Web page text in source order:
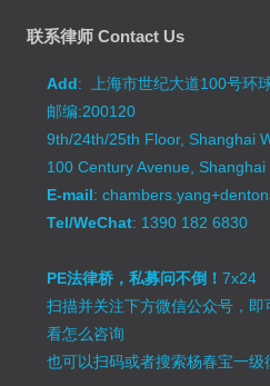
联系律师 Contact Us
Add: 上海市世纪大道100号环
邮编:200120
9th/24th/25th Floor, Shanghai
100 Century Avenue,
E-mail:
Tel/WeChat: 1390 182 6830
PE法律桥，私募问不倒！7x24
扫描并关注下方微信公众号，即
看怎么咨询
也可以扫码或者搜索杨春宝一